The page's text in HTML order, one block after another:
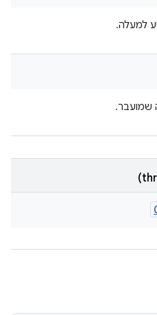
למעלה.
שמועבר.